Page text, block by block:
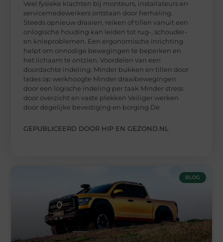
Veel fysieke klachten bij monteurs, installateurs en
servicemedewerkers ontstaan door herhaling.
Steeds opnieuw draaien, reiken of tillen vanuit een
onlogische houding kan leiden tot rug-, schouder-
en knieproblemen. Een ergonomische inrichting
helpt om onnodige bewegingen te beperken en
het lichaam te ontzien. Voordelen van een
doordachte indeling: Minder bukken en tillen door
lades op werkhoogte Minder draaibewegingen
door een logische indeling per taak Minder stress
door overzicht en vaste plekken Veiliger werken
door degelijke bevestiging en borging De
GEPUBLICEERD DOOR HIP EN GEZOND.NL
BLOG